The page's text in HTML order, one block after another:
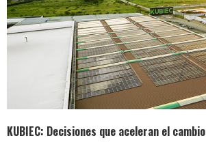
KUBIEC: Decisiones que aceleran el cambio